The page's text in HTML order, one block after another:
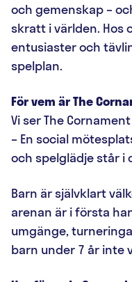
och gemenskap –
skratt i världen. Hos
entusiaster och
spelplan.
För vem är The
Vi ser The
– En social
och spelglädje står i
Barn är självklart
arenan är i första
umgänge,
barn under 7 år inte